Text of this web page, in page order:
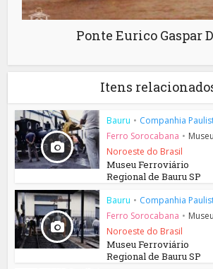
Ponte Eurico Gaspar
Itens
Bauru • Companhia
Ferro Sorocabana •
Noroeste do Brasil
Museu Ferroviário
Regional de Bauru SP
Bauru • Companhia
Ferro Sorocabana •
Noroeste do Brasil
Museu Ferroviário
Regional de Bauru SP